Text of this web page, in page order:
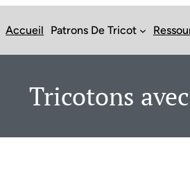
Accueil Patrons De Tricot
Tricotons